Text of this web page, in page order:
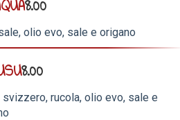
8.00
olio evo, sale e origano
8.00
rucola, olio evo, sale e